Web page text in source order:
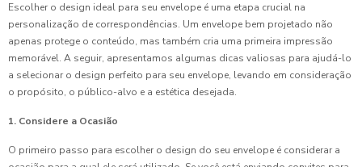
Escolher o design ideal para seu envelope é uma etapa crucial na
personalização de correspondências. Um envelope bem projetado não
apenas protege o conteúdo, mas também cria uma primeira impressão
memorável. A seguir, apresentamos algumas dicas valiosas para ajudá-lo
a selecionar o design perfeito para seu envelope, levando em consideração
o propósito, o público-alvo e a estética desejada.
1. Considere a Ocasião
O primeiro passo para escolher o design do seu envelope é considerar a